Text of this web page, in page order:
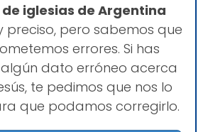
iglesias de Argentina
pero sabemos que
errores. Si has
dato erróneo acerca
te pedimos que nos lo
que podamos corregirlo.